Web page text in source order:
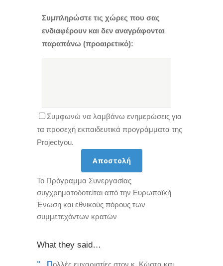
Συμπληρώστε τις χώρες που σας
ενδιαφέρουν και δεν αναγράφονται
παραπάνω (προαιρετικό):
Συμφωνώ να λαμβάνω ενημερώσεις για
τα προσεχή εκπαιδευτικά προγράμματα της
Projectyou.
Το Πρόγραμμα Συνεργασίας
συγχρηματοδοτείται από την Ευρωπαϊκή
Ένωση και εθνικούς πόρους των
συμμετεχόντων κρατών
What they said…
"...Πολλές ευχαριστίες στον κ. Κώστα και